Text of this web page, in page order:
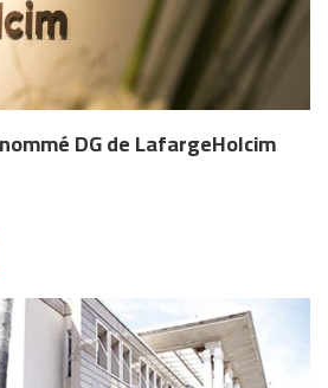
DG de LafargeHolcim